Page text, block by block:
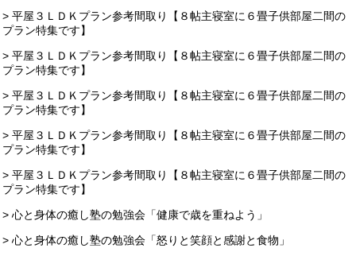
> 平屋３ＬＤＫプラン参考間取り【８帖主寝室に６畳子供部屋二間の
プラン特集です】
> 平屋３ＬＤＫプラン参考間取り【８帖主寝室に６畳子供部屋二間の
プラン特集です】
> 平屋３ＬＤＫプラン参考間取り【８帖主寝室に６畳子供部屋二間の
プラン特集です】
> 平屋３ＬＤＫプラン参考間取り【８帖主寝室に６畳子供部屋二間の
プラン特集です】
> 平屋３ＬＤＫプラン参考間取り【８帖主寝室に６畳子供部屋二間の
プラン特集です】
> 心と身体の癒し塾の勉強会「健康で歳を重ねよう」
> 心と身体の癒し塾の勉強会「怒りと笑顔と感謝と食物」